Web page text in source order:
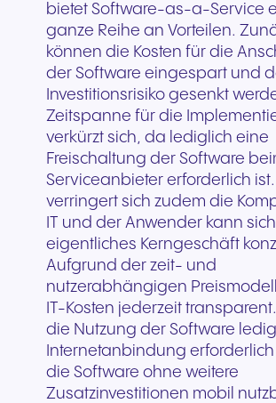
bietet Software-as-a-Service
ganze Reihe an Vorteilen.
können die Kosten für die
der Software eingespart und
Investitionsrisiko gesenkt
Zeitspanne für die
verkürzt sich, da lediglich eine
Freischaltung der Software
Serviceanbieter erforderlich ist.
verringert sich zudem die
IT und der Anwender kann
eigentliches Kerngeschäft
Aufgrund der zeit- und
nutzerabhängigen
IT-Kosten jederzeit
die Nutzung der Software
Internetanbindung erforderlich
die Software ohne weitere
Zusatzinvestitionen mobil